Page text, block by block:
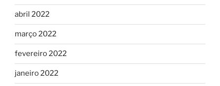
abril 2022
março 2022
fevereiro 2022
janeiro 2022